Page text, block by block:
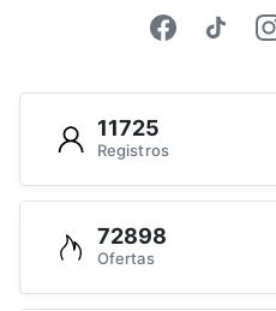
11725
Registros
72898
Ofertas